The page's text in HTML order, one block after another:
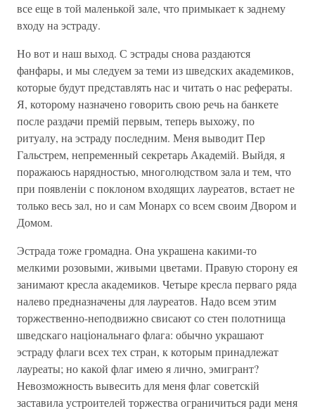
все еще в той маленькой зале, что примыкает к заднему
входу на эстраду.
Но вот и наш выход. С эстрады снова раздаются
фанфары, и мы следуем за теми из шведских академиков,
которые будут представлять нас и читать о нас рефераты.
Я, которому назначено говорить свою речь на банкете
после раздачи премій первым, теперь выхожу, по
ритуалу, на эстраду последним. Меня выводит Пер
Гальстрем, непременный секретарь Академій. Выйдя, я
поражаюсь нарядностью, многолюдством зала и тем, что
при появленіи с поклоном входящих лауреатов, встает не
только весь зал, но и сам Монарх со всем своим Двором и
Домом.
Эстрада тоже громадна. Она украшена какими-то
мелкими розовыми, живыми цветами. Правую сторону ея
занимают кресла академиков. Четыре кресла перваго ряда
налево предназначены для лауреатов. Надо всем этим
торжественно-неподвижно свисают со стен полотнища
шведскаго національнаго флага: обычно украшают
эстраду флаги всех тех стран, к которым принадлежат
лауреаты; но какой флаг имею я лично, эмигрант?
Невозможность вывесить для меня флаг советскій
заставила устроителей торжества ограничиться ради меня